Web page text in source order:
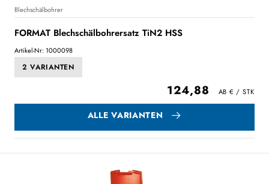
Blechschälbohrer
FORMAT Blechschälbohrersatz TiN2 HSS
Artikel-Nr: 1000098
2 VARIANTEN
124,88
ALLE VARIANTEN